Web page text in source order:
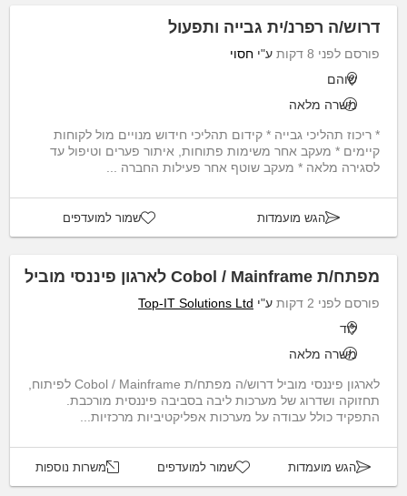
דרוש/ה רפרנ/ית גבייה ותפעול
פורסם לפני 8 דקות ע"י חסוי
שוהם
משרה מלאה
* ריכוז תהליכי גבייה * קידום תהליכי חידוש מנויים מול לקוחות
קיימים * מעקב אחר משימות פתוחות, איתור פערים וטיפול עד
לסגירה מלאה * מעקב שוטף אחר פעילות החברה ...
הגש מועמדות שמור למועדפים
מפתח/ת Cobol / Mainframe לארגון פיננסי מוביל
פורסם לפני 2 דקות ע"י Top-IT Solutions Ltd
לוד
משרה מלאה
לארגון פיננסי מוביל דרוש/ה מפתח/ת Cobol / Mainframe לפיתוח,
תחזוקה ושדרוג של מערכות ליבה בסביבה פיננסית מורכבת.
התפקיד כולל עבודה על מערכות אפליקטיביות מרכזיות...
הגש מועמדות שמור למועדפים משרות נוספות